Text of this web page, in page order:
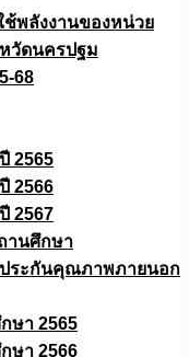
ช้พลังงานของหน่วย
วัดนครปฐม
68
2565
2566
2567
านศึกษา
ประกันคุณภาพภายนอก
ษา 2565
ษา 2566